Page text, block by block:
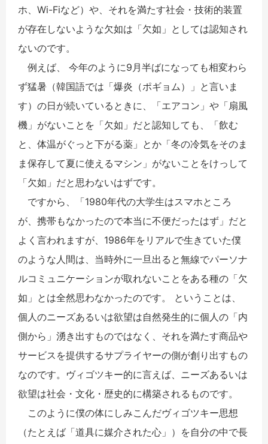
ホ、Wi-Fiなど）や、それを満たす社会・技術的装置
が存在しないような欠如は「欠如」としては認知され
ないのです。
例えば、 今年のように9月半ばになっても相変わら
ず猛暑（韓国語では「爆炎（ポギョム）」と言いま
す）の日が続いているときに、「エアコン」や「扇風
機」がないことを「欠如」だと認知しても、「飲む
と、体温がぐっと下がる薬」とか「冬の冷気をそのま
ま保存して夏に使えるマシン」がないことをけっして
「欠如」だと思わないはずです。
ですから、「1980年代の大学生はスマホところ
が、携帯もなかったので本当に不便だったはず」だと
よく言われますが、1986年をリアルで生きていた僕
のような人間は、当時外に一旦出ると無線でパーソナ
ルコミュニケーションが取れないことをある種の「欠
如」とは全然思わなかったのです。 ということは、
個人のニーズあるいは欲望は自然発生的に個人の「内
側から」湧き出すものではなく、それを満たす商品や
サービスを提供するサプライヤーの側が創り出すもの
なのです。ヴィゴツキー的に言えば、ニーズあるいは
欲望は社会・文化・歴史的に構築されるものです。
このように僕の体にしみこんだヴィゴツキー思想
（たとえば「道具に媒介された心」）を自分の中で長